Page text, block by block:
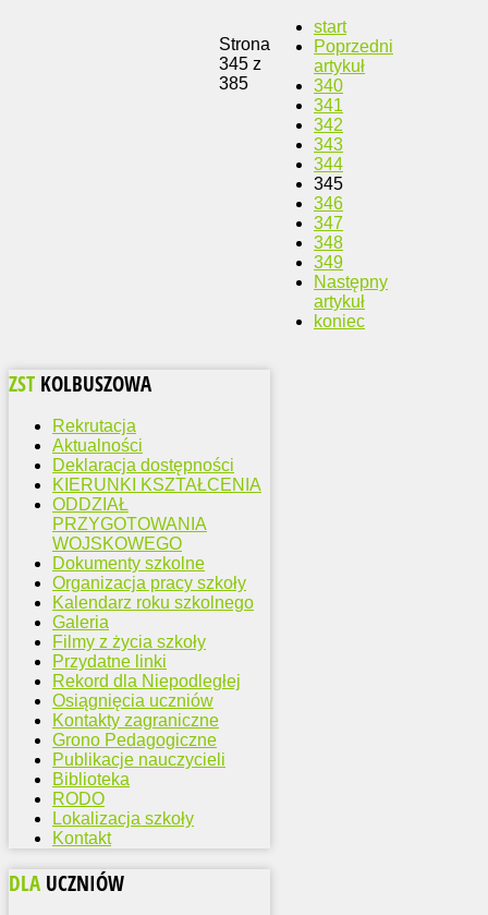
Strona
345 z
385
start
Poprzedni
artykuł
340
341
342
343
344
345
346
347
348
349
Następny
artykuł
koniec
ZST KOLBUSZOWA
Rekrutacja
Aktualności
Deklaracja dostępności
KIERUNKI KSZTAŁCENIA
ODDZIAŁ
PRZYGOTOWANIA
WOJSKOWEGO
Dokumenty szkolne
Organizacja pracy szkoły
Kalendarz roku szkolnego
Galeria
Filmy z życia szkoły
Przydatne linki
Rekord dla Niepodległej
Osiągnięcia uczniów
Kontakty zagraniczne
Grono Pedagogiczne
Publikacje nauczycieli
Biblioteka
RODO
Lokalizacja szkoły
Kontakt
DLA UCZNIÓW